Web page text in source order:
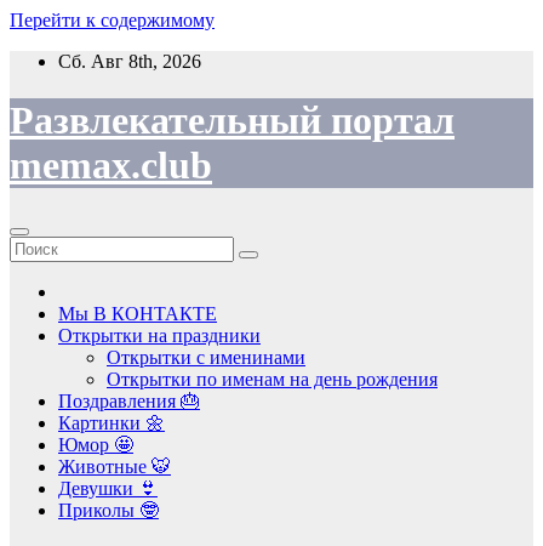
Перейти к содержимому
Сб. Авг 8th, 2026
Развлекательный портал
memax.club
Мы В КОНТАКТЕ
Открытки на праздники
Открытки с именинами
Открытки по именам на день рождения
Поздравления 🎂
Картинки 🌼
Юмор 🤩
Животные 🐯
Девушки 👙
Приколы 🤓